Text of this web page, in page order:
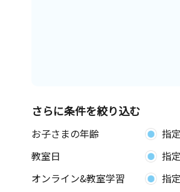
さらに条件を絞り込む
お子さまの年齢 指
教室日
指
オンライン&教室学習
指